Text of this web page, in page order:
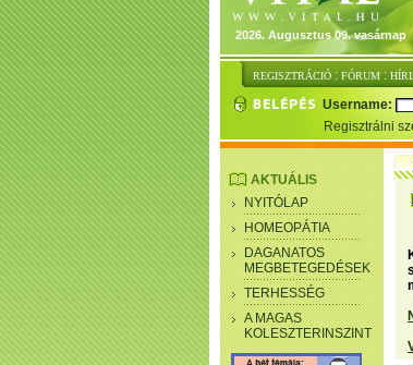
2026. Augusztus 09. vasárnap
REGISZTRÁCIÓ : FÓRUM :
Username:
Regisztrálni
AKTUÁLIS
NYITÓLAP
HOMEOPÁTIA
DAGANATOS
MEGBETEGEDÉSEK
TERHESSÉG
A MAGAS
KOLESZTERINSZINT